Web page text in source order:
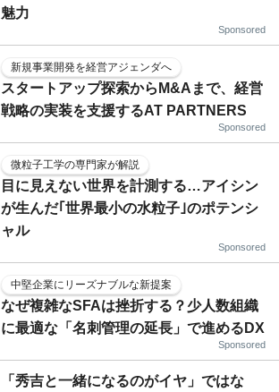
魅力
Sponsored
新規事業開発を経営アジェンダへ
スタートアップ探索からM&Aまで、経営
戦略の実装を支援するAT PARTNERS
Sponsored
微粒子工学の専門家が解説
目に見えない世界を計測する…アイシン
が生んだ｢世界最小の水粒子｣のポテンシ
ャル
Sponsored
中堅企業にリーズナブルな新提案
なぜ複雑なSFAは挫折する？少人数組織
に最適な「名刺管理の延長」で進めるDX
Sponsored
「秀吉と一緒になるのがイヤ」ではな